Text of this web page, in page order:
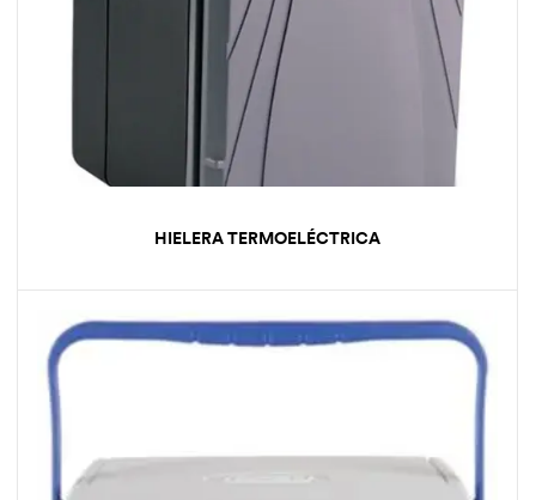
HIELERA TERMOELÉCTRICA